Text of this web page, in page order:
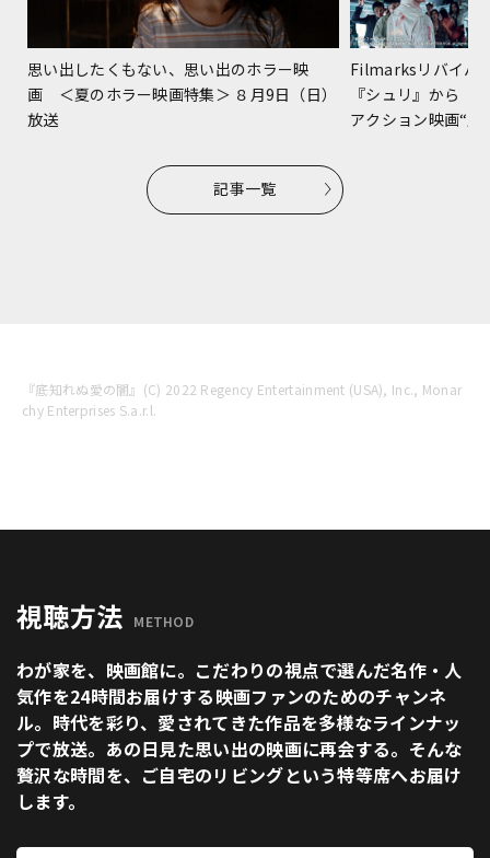
思い出したくもない、思い出のホラー映
画 ＜夏のホラー映画特集＞ ８月9日（日）
放送
Filmarksリバイバ
『シュリ』から『
アクション映画“躍
記事一覧
『底知れぬ愛の闇』(C) 2022 Regency Entertainment (USA), Inc., Monar
chy Enterprises S.a.r.l.
視聴方法 METHOD
わが家を、映画館に。こだわりの視点で選んだ名作・人
気作を24時間お届けする映画ファンのためのチャンネ
ル。時代を彩り、愛されてきた作品を多様なラインナッ
プで放送。あの日見た思い出の映画に再会する。そんな
贅沢な時間を、ご自宅のリビングという特等席へお届け
します。